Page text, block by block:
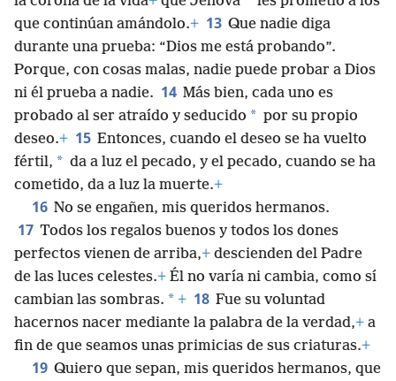
que continúan amándolo.+ 13 Que nadie diga
durante una prueba: “Dios me está probando”.
Porque, con cosas malas, nadie puede probar a Dios
ni él prueba a nadie. 14 Más bien, cada uno es
probado al ser atraído y seducido * por su propio
deseo.+ 15 Entonces, cuando el deseo se ha vuelto
fértil, * da a luz el pecado, y el pecado, cuando se ha
cometido, da a luz la muerte.+
16 No se engañen, mis queridos hermanos.
17 Todos los regalos buenos y todos los dones
perfectos vienen de arriba,+ descienden del Padre
de las luces celestes.+ Él no varía ni cambia, como sí
cambian las sombras. * + 18 Fue su voluntad
hacernos nacer mediante la palabra de la verdad,+ a
fin de que seamos unas primicias de sus criaturas.+
19 Quiero que sepan, mis queridos hermanos, que